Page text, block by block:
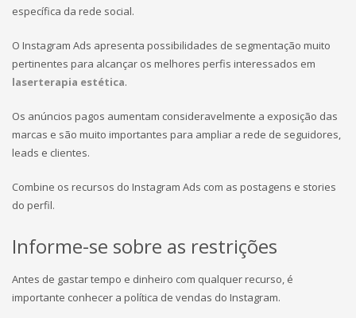
específica da rede social.
O Instagram Ads apresenta possibilidades de segmentação muito
pertinentes para alcançar os melhores perfis interessados em
laserterapia estética.
Os anúncios pagos aumentam consideravelmente a exposição das
marcas e são muito importantes para ampliar a rede de seguidores,
leads e clientes.
Combine os recursos do Instagram Ads com as postagens e stories
do perfil.
Informe-se sobre as restrições
Antes de gastar tempo e dinheiro com qualquer recurso, é
importante conhecer a política de vendas do Instagram.